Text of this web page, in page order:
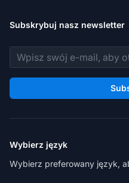
Subskrybuj nasz newsletter
Adres e-mail
Wybierz język
Wybierz preferowany język,